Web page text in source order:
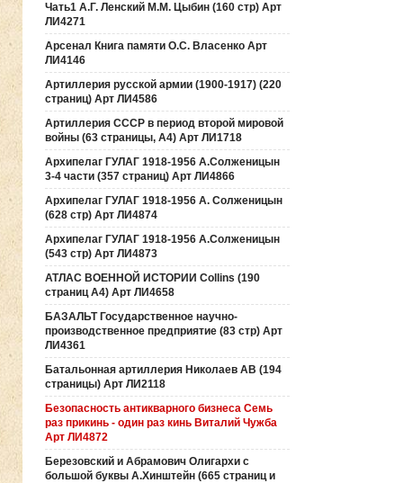
Чать1 А.Г. Ленский М.М. Цыбин (160 стр) Арт
ЛИ4271
Арсенал Книга памяти О.С. Власенко Арт
ЛИ4146
Артиллерия русской армии (1900-1917) (220
страниц) Арт ЛИ4586
Артиллерия СССР в период второй мировой
войны (63 страницы, А4) Арт ЛИ1718
Архипелаг ГУЛАГ 1918-1956 А.Солженицын
3-4 части (357 страниц) Арт ЛИ4866
Архипелаг ГУЛАГ 1918-1956 А. Солженицын
(628 стр) Арт ЛИ4874
Архипелаг ГУЛАГ 1918-1956 А.Солженицын
(543 стр) Арт ЛИ4873
АТЛАС ВОЕННОЙ ИСТОРИИ Collins (190
страниц А4) Арт ЛИ4658
БАЗАЛЬТ Государственное научно-
производственное предприятие (83 стр) Арт
ЛИ4361
Батальонная артиллерия Николаев АВ (194
страницы) Арт ЛИ2118
Безопасность антикварного бизнеса Семь
раз прикинь - один раз кинь Виталий Чужба
Арт ЛИ4872
Березовский и Абрамович Олигархи с
большой буквы А.Хинштейн (665 страниц и